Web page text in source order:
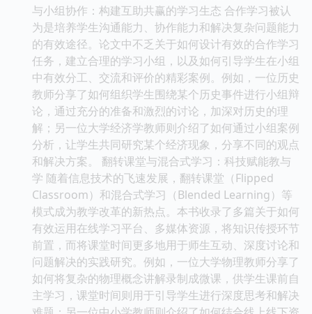
与小组协作：构建互助共赢的学习生态 合作学习被认
为是培养学生沟通能力、协作能力和解决复杂问题能力
的有效途径。论文中不乏关于如何设计有效的合作学习
任务，建立合理的学习小组，以及如何引导学生在小组
中有效分工、交流和评价的精彩案例。例如，一位历史
教师分享了如何组织学生围绕某个历史事件进行小组辩
论，通过充分的准备和激烈的讨论，加深对历史的理
解；另一位大学经济学教师则介绍了如何通过小组案例
分析，让学生共同研究某个经济现象，分享不同的观点
和解决方案。 翻转课堂与混合式学习：科技赋能教与
学 随着信息技术的飞速发展，翻转课堂（Flipped
Classroom）和混合式学习（Blended Learning）等
模式成为教学改革的新热点。本书收录了多篇关于如何
有效运用在线学习平台、多媒体资源，将知识传授环节
前置，而将课堂时间更多地用于师生互动、深度讨论和
问题解决的实践研究。例如，一位大学物理教师分享了
如何将复杂的物理概念讲解录制成微课，供学生课前自
主学习，课堂时间则用于引导学生进行深度思考和解决